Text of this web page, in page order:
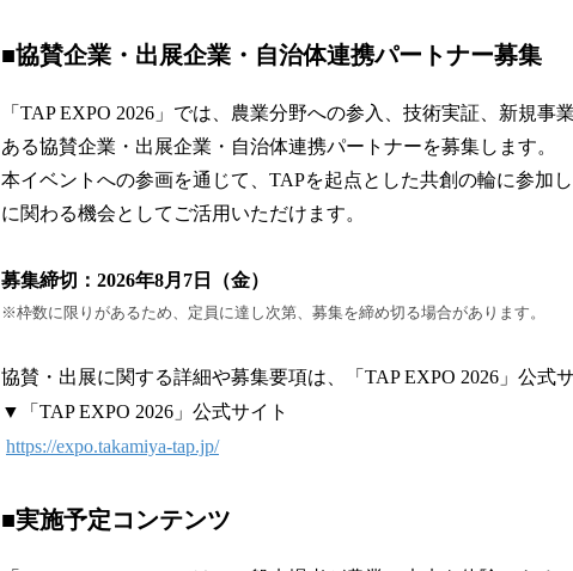
■協賛企業・出展企業・自治体連携パートナー募集
「TAP EXPO 2026」では、農業分野への参入、技術実証、新規
ある協賛企業・出展企業・自治体連携パートナーを募集します。
本イベントへの参画を通じて、TAPを起点とした共創の輪に参加
に関わる機会としてご活用いただけます。
募集締切：2026年8月7日（金）
※枠数に限りがあるため、定員に達し次第、募集を締め切る場合があります。
協賛・出展に関する詳細や募集要項は、「TAP EXPO 2026」公式
▼「TAP EXPO 2026」公式サイト
https://expo.takamiya-tap.jp/
■実施予定コンテンツ